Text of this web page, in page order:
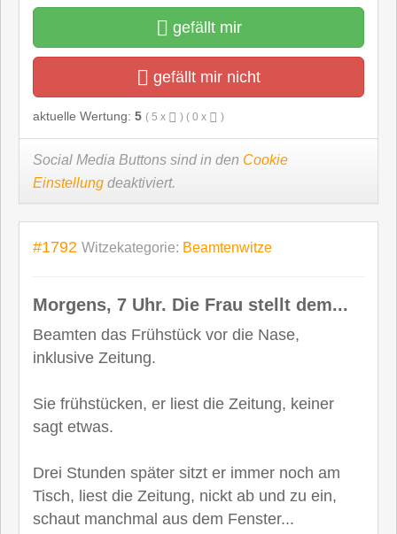
gefällt mir
gefällt mir nicht
aktuelle Wertung: 5 ( 5 x ) ( 0 x )
Social Media Buttons sind in den Cookie
Einstellung deaktiviert.
#1792 Witzekategorie: Beamtenwitze
Morgens, 7 Uhr. Die Frau stellt dem...
Beamten das Frühstück vor die Nase,
inklusive Zeitung.
Sie frühstücken, er liest die Zeitung, keiner
sagt etwas.
Drei Stunden später sitzt er immer noch am
Tisch, liest die Zeitung, nickt ab und zu ein,
schaut manchmal aus dem Fenster...